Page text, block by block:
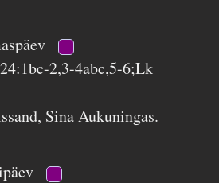
2,3-4abc,5-6;Lk
Sina Aukuningas.